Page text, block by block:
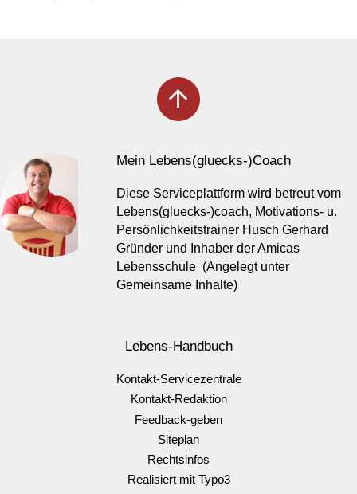
arrow_upward
Mein Lebens(gluecks-)Coach
Diese Serviceplattform wird betreut vom
Lebens(gluecks-)coach, Motivations- u.
Persönlichkeitstrainer Husch Gerhard
Gründer und Inhaber der Amicas
Lebensschule (Angelegt unter
Gemeinsame Inhalte)
Lebens-Handbuch
Kontakt-Servicezentrale
Kontakt-Redaktion
Feedback-geben
Siteplan
Rechtsinfos
Realisiert mit Typo3